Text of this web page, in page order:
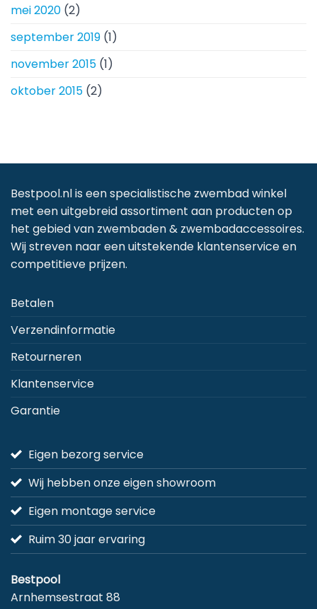
mei 2020 (2)
september 2019 (1)
november 2015 (1)
oktober 2015 (2)
Bestpool.nl is een specialistische zwembad winkel
met een uitgebreid assortiment aan producten op
het gebied van zwembaden & zwembadaccessoires.
Wij streven naar een uitstekende klantenservice en
competitieve prijzen.
Betalen
Verzendinformatie
Retourneren
Klantenservice
Garantie
Eigen bezorg service
Wij hebben onze eigen showroom
Eigen montage service
Ruim 30 jaar ervaring
Bestpool
Arnhemsestraat 88